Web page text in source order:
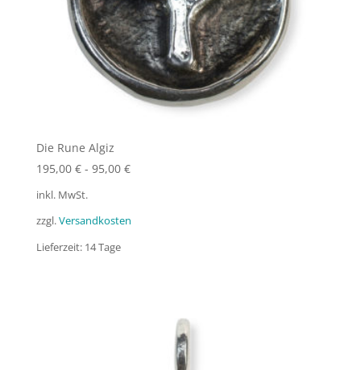
Die Rune Algiz
195,00 €- 95,00 €
inkl. MwSt.
zzgl.Versandkosten
Lieferzeit: 14 Tage